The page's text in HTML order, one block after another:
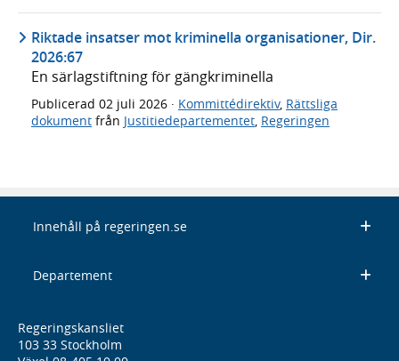
Riktade insatser mot kriminella organisationer, Dir.
2026:67
En särlagstiftning för gängkriminella
Publicerad 02 juli 2026 · Kommittédirektiv, Rättsliga
dokument från Justitiedepartementet Regeringen
Innehåll på regeringen.se
Departement
Regeringskansliet
103 33 Stockholm